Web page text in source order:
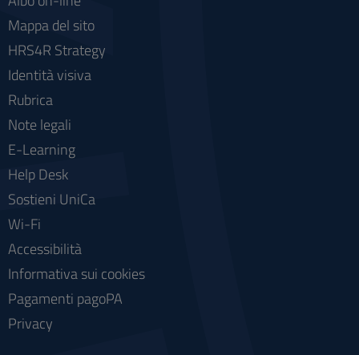
Mappa del sito
HRS4R Strategy
Identità visiva
Rubrica
Note legali
E-Learning
Help Desk
Sostieni UniCa
Wi-Fi
Accessibilità
Informativa sui cookies
Pagamenti pagoPA
Privacy